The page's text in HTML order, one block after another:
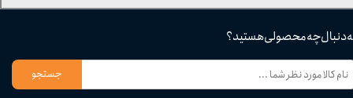
دنبال چه محصولی هستید؟
جستجو